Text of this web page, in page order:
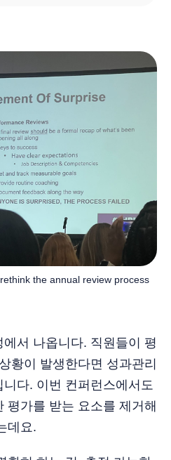
the annual review process
서 나옵니다. 직원들이 평
황이 발생한다면 성과관리
다. 이번 컨퍼런스에서도
평가를 받는 요소를 제거해
데요.